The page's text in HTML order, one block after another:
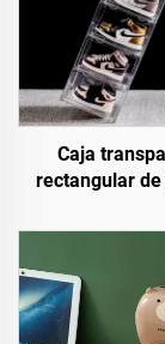
Caja
rectangular
zapatos,
contenedores y
zapatillas